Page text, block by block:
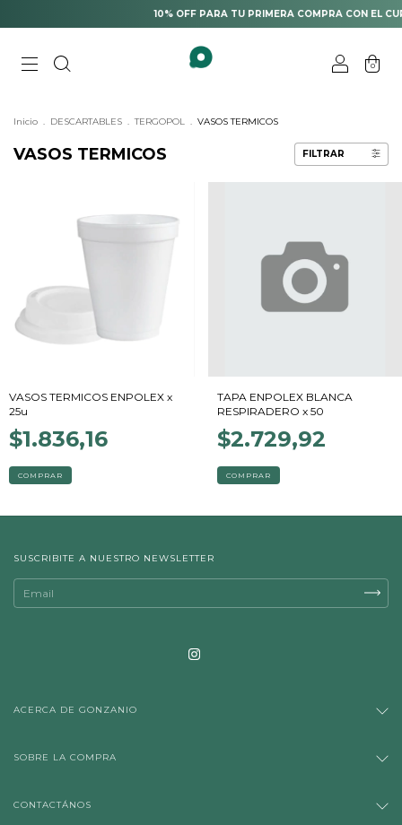
10% OFF PARA TU PRIMERA COMPRA CON EL
0
Inicio . DESCARTABLES . TERGOPOL . VASOS TERMICOS
VASOS TERMICOS FILTRAR
VASOS TERMICOS ENPOLEX x
25u
$1.836,16
COMPRAR
TAPA ENPOLEX BLANCA
RESPIRADERO x 50
$2.729,92
COMPRAR
SUSCRIBITE A NUESTRO NEWSLETTER
ACERCA DE GONZANIO
SOBRE LA COMPRA
CONTACTÁNOS